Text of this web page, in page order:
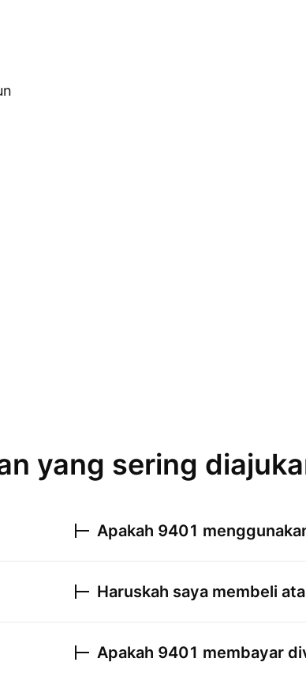
yang sering
Apakah 9401
Haruskah saya membeli
Apakah 9401 membayar